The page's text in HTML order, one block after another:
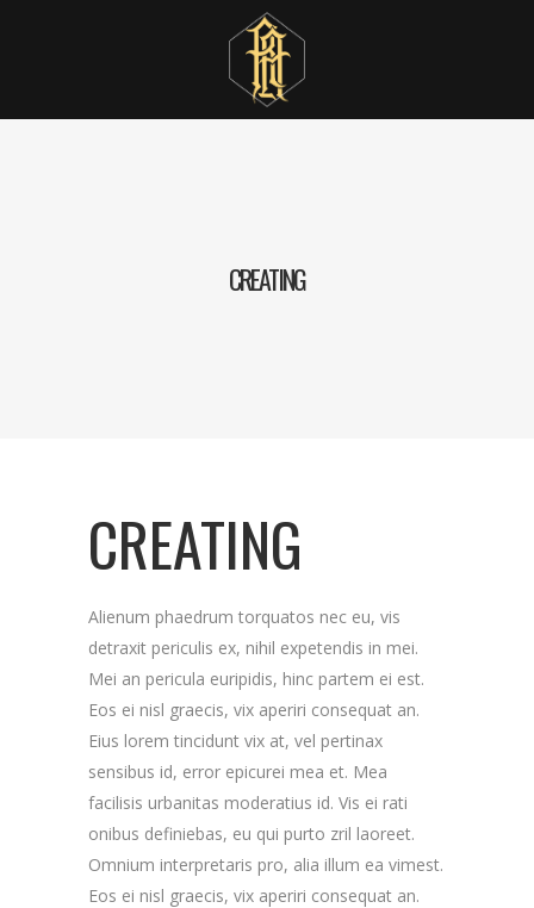
CREATING
CREATING
Alienum phaedrum torquatos nec eu, vis
detraxit periculis ex, nihil expetendis in mei.
Mei an pericula euripidis, hinc partem ei est.
Eos ei nisl graecis, vix aperiri consequat an.
Eius lorem tincidunt vix at, vel pertinax
sensibus id, error epicurei mea et. Mea
facilisis urbanitas moderatius id. Vis ei rati
onibus definiebas, eu qui purto zril laoreet.
Omnium interpretaris pro, alia illum ea vimest.
Eos ei nisl graecis, vix aperiri consequat an.